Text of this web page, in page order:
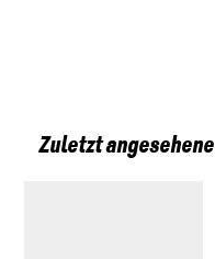
Zuletzt